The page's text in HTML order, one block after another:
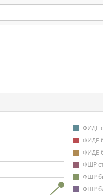
ФИДЕ
ФИДЕ
ФИДЕ
ФШР
ФШР
ФШР